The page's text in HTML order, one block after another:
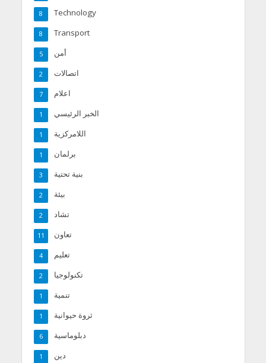
Technology
8
Transport
8
أمن 5
اتصالات 2
اعلام 7
الخبر الرئيسي 1
اللامركزية 1
برلمان 1
بنية تحتية 3
بيئة 2
تشاد 2
تعاون 11
تعليم 4
تكنولوجيا 2
تنمية 1
ثروة حيوانية 1
دبلوماسية 6
دين 1